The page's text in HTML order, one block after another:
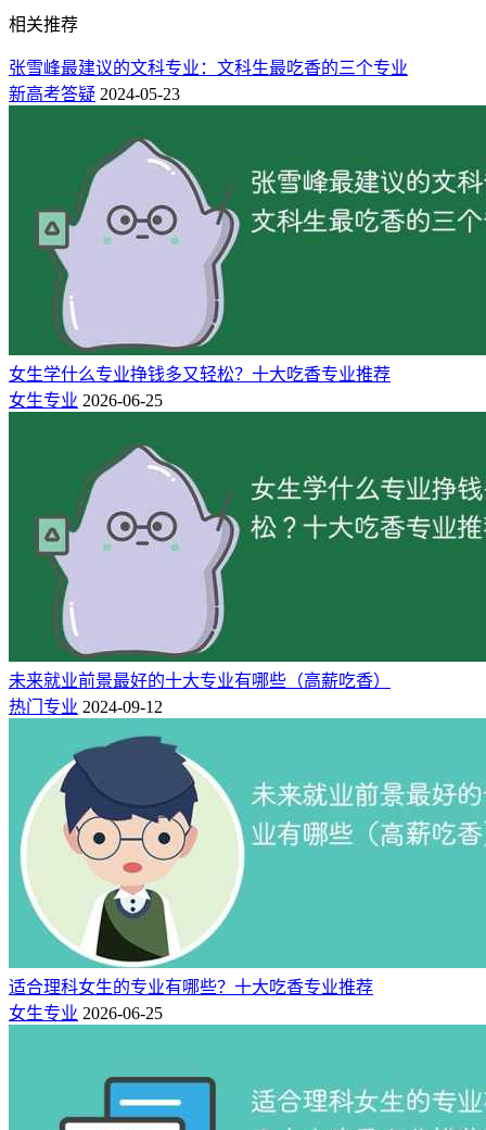
业实用性强，市场需求量大，学好了其实前景很不错，就业不
愁！
大专男生最吃香的十大专业
1、计算机应用技术
计算机科学与技术专业作为多学科交叉的热门专业，广泛应用
于互联网、金融、科技、教育、医疗等多个领域。掌握计算机
技术的人才需求量巨大，毕业生就业前景广阔。
现在的计算机类专业虽然不向前几年那么火，但是未来一段时
间内依然是家长考生重点关注的专业之一。因为它的就业前景
还是不错得，不论本科还是专科的学生，只要在学习阶段，好
好学习专业知识，还需要多认识与学习一些相关操作软件，未
来就业是不会差的。
相关推荐
张雪峰最建议的文科专业：文科生最吃香的三个专业
新高考答疑 2024-05-23
女生学什么专业挣钱多又轻松？十大吃香专业推荐
女生专业 2026-06-25
未来就业前景最好的十大专业有哪些（高薪吃香）
热门专业 2024-09-12
适合理科女生的专业有哪些？十大吃香专业推荐
女生专业 2026-06-25